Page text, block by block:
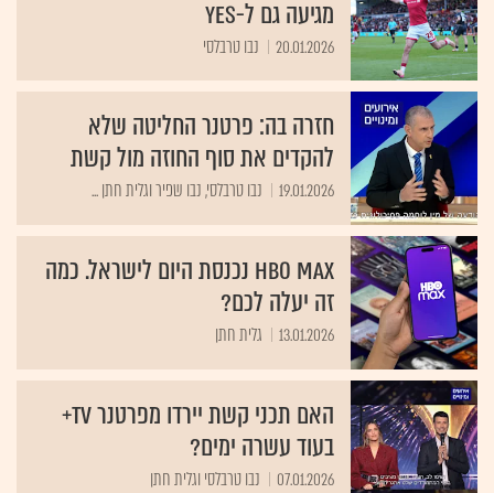
מגיעה גם ל-yes
20.01.2026 נבו טרבלסי
חזרה בה: פרטנר החליטה שלא
להקדים את סוף החוזה מול קשת
19.01.2026 נבו טרבלסי, נבו שפיר וגלית חתן ...
HBO MAX נכנסת היום לישראל. כמה
זה יעלה לכם?
13.01.2026 גלית חתן
האם תכני קשת יירדו מפרטנר tv+
בעוד עשרה ימים?
07.01.2026 נבו טרבלסי וגלית חתן